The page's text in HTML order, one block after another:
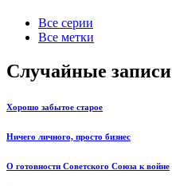
Все серии
Все метки
Случайные записи
Хорошо забытое старое
Ничего личного, просто бизнес
О готовности Советского Союза к войне